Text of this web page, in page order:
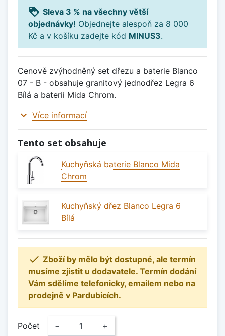
loyalty Sleva 3 % na všechny větší
objednávky! Objednejte alespoň za 8 000
Kč a v košíku zadejte kód MINUS3.
Cenově zvýhodněný set dřezu a baterie Blanco
07 - B - obsahuje granitový jednodřez Legra 6
Bílá a baterii Mida Chrom.
expand_more Více informací
Tento set obsahuje
Kuchyňská baterie Blanco Mida
Chrom
Kuchyňský dřez Blanco Legra 6
Bílá
 Zboží by mělo být dostupné, ale termín
musíme zjistit u dodavatele. Termín dodání
Vám sdělíme telefonicky, emailem nebo na
prodejně v Pardubicích.
Počet − +